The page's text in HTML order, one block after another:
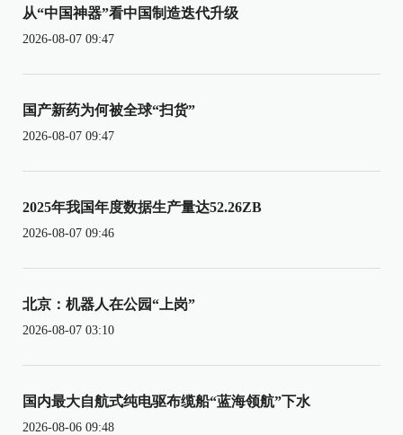
从“中国神器”看中国制造迭代升级
2026-08-07 09:47
国产新药为何被全球“扫货”
2026-08-07 09:47
2025年我国年度数据生产量达52.26ZB
2026-08-07 09:46
北京：机器人在公园“上岗”
2026-08-07 03:10
国内最大自航式纯电驱布缆船“蓝海领航”下水
2026-08-06 09:48